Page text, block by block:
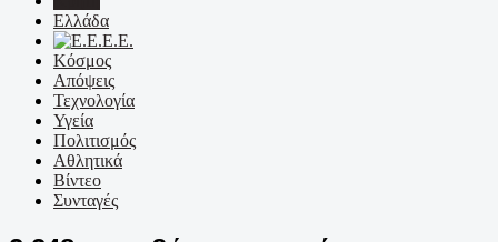
Ελλάδα
Ε.Ε.
Κόσμος
Απόψεις
Τεχνολογία
Υγεία
Πολιτισμός
Αθλητικά
Βίντεο
Συνταγές